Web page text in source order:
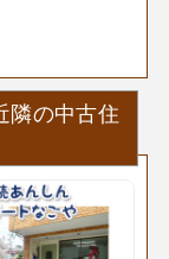
隣の中古住